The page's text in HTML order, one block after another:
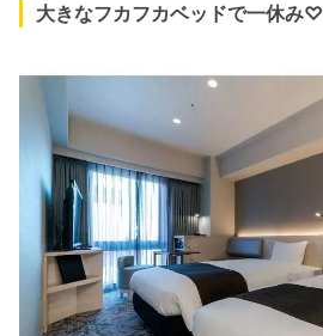
大きなフカフカベッドで一休み♡